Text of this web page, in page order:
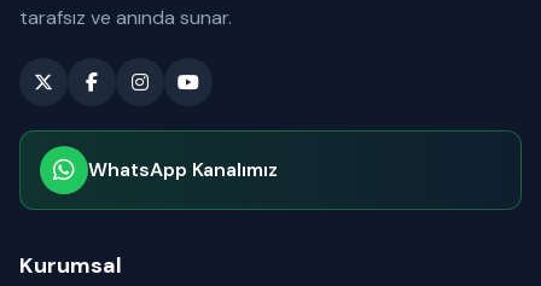
tarafsız ve anında sunar.
WhatsApp Kanalımız
Kurumsal